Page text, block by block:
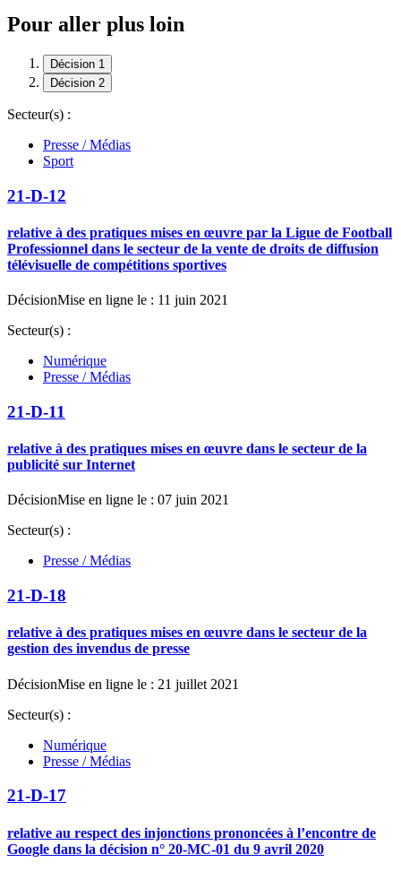
Pour aller plus loin
Décision 1
Décision 2
Secteur(s) :
Presse / Médias
Sport
21-D-12
relative à des pratiques mises en œuvre par la Ligue de Football
Professionnel dans le secteur de la vente de droits de diffusion
télévisuelle de compétitions sportives
DécisionMise en ligne le : 11 juin 2021
Secteur(s) :
Numérique
Presse / Médias
21-D-11
relative à des pratiques mises en œuvre dans le secteur de la
publicité sur Internet
DécisionMise en ligne le : 07 juin 2021
Secteur(s) :
Presse / Médias
21-D-18
relative à des pratiques mises en œuvre dans le secteur de la
gestion des invendus de presse
DécisionMise en ligne le : 21 juillet 2021
Secteur(s) :
Numérique
Presse / Médias
21-D-17
relative au respect des injonctions prononcées à l’encontre de
Google dans la décision n° 20-MC-01 du 9 avril 2020